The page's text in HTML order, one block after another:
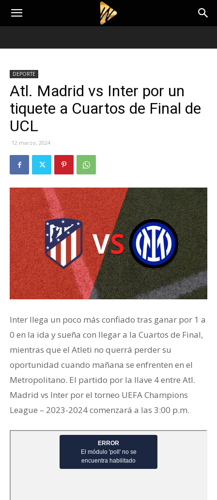
DEPORTE
Atl. Madrid vs Inter por un
tiquete a Cuartos de Final de
UCL
12 marzo, 2024
Inter llega un poco más confiado tras ganar por 1 a
0 en la ida y sueña con llegar a la Cuartos de Final,
mientras que el Atleti no querrá perder su
oportunidad cuando mañana se enfrenten en el
Metropolitano. El partido por la llave 4 entre Atl.
Madrid vs Inter por el torneo UEFA Champions
League – 2023-2024 comenzará a las 3:00 p.m.